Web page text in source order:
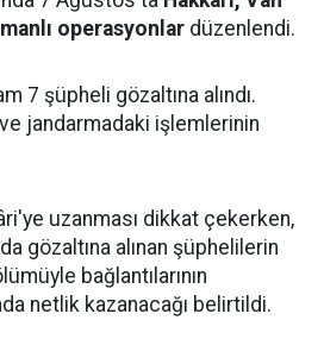
operasyonlar düzenlendi.
7 şüpheli gözaltına alındı.
jandarmadaki işlemlerinin
uzanması dikkat çekerken,
gözaltına alınan şüphelilerin
bağlantılarının
netlik kazanacağı belirtildi.